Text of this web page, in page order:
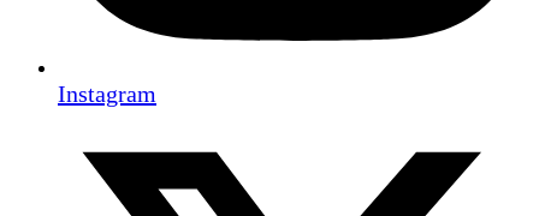
Instagram